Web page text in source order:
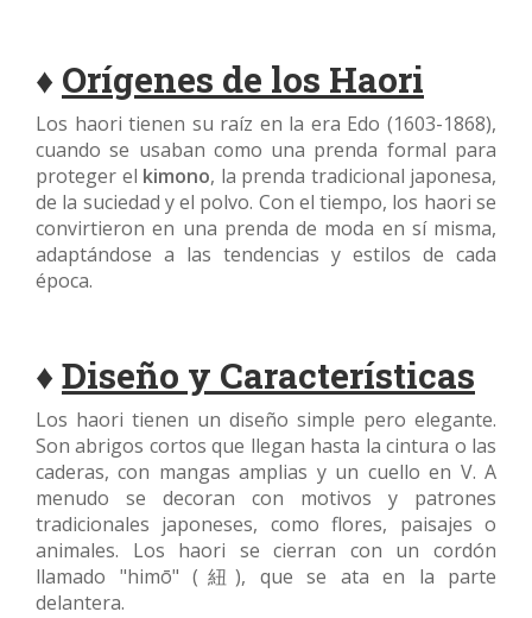
♦ Orígenes de los Haori
Los haori tienen su raíz en la era Edo (1603-1868),
cuando se usaban como una prenda formal para
proteger el kimono, la prenda tradicional japonesa,
de la suciedad y el polvo. Con el tiempo, los haori se
convirtieron en una prenda de moda en sí misma,
adaptándose a las tendencias y estilos de cada
época.
♦Diseño y Características
Los haori tienen un diseño simple pero elegante.
Son abrigos cortos que llegan hasta la cintura o las
caderas, con mangas amplias y un cuello en V. A
menudo se decoran con motivos y patrones
tradicionales japoneses, como flores, paisajes o
animales. Los haori se cierran con un cordón
llamado "himō" (紐), que se ata en la parte
delantera.